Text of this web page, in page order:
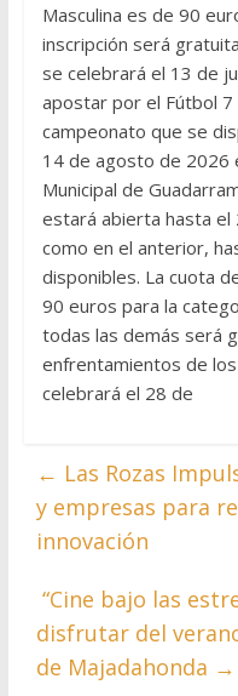
Masculina es de 90
inscripción será
se celebrará el 13 de
apostar por el Fútbol
campeonato que se
14 de agosto de 2026
Municipal de
estará abierta hasta el
como en el anterior,
disponibles. La cuota
90 euros para la
todas las demás será
enfrentamientos de
celebrará el 28 de
← Las Rozas
y empresas para
innovación
“Cine bajo las
disfrutar del
de Majadahonda →